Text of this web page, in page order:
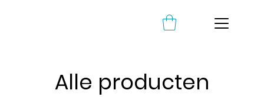
Alle producten